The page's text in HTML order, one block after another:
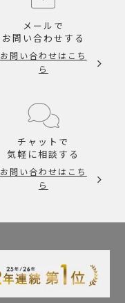
メールで
お問い合わせする
お問い合わせはこち
ら
チャットで
気軽に相談する
お問い合わせはこち
ら